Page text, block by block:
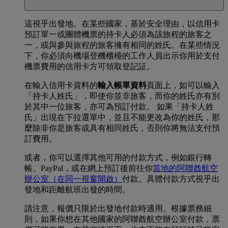
這視乎出發地。在某些國家，基於安全理由，以信用卡
預訂單一或團體機票的持卡人必須為該旅程的旅客之
一，或與參與旅程的旅客擁有相同的姓氏。在某些情況
下，你必須向機場登機櫃檯的工作人員出示你用於支付
機票費用的信用卡方可領取登記証。
在輸入信用卡資料的輸入帳單資料頁面上，如可以輸入
「持卡人姓氏」，即使你並非旅客，而你的姓氏亦有別
於其中一位旅客，亦可為預訂付款。 如果「持卡人姓
氏」出現在下拉選單中，並且不能更改為你的姓氏，那
麼除非你是旅客或具有相同姓氏，否則你將無法支付預
訂費用。
或者，你可以選擇其他可用的付款方式，例如銀行轉
帳、PayPal，或在網上預訂後前往你當地的阿聯酋航空
辦公室 （在同一視窗開啟） 付款。具體付款方式視乎出
發地和距離航班出發的時間。
請注意，報價只限於出發地付款時適用。根據票務細
則，如果你想在其他國家的阿聯酋航空辦公室付款，票